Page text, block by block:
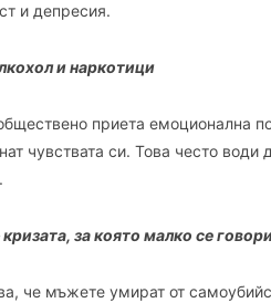
и депресия.
и наркотици
приета емоционална
чувствата си. Това често
за която малко се
че мъжете умират от